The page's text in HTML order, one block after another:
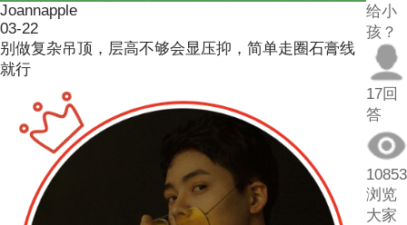
Joannapple
03-22
别做复杂吊顶，层高不够会显压抑，简单走圈石膏线
就行
给小
孩？
17回
答
10853
浏览
大家